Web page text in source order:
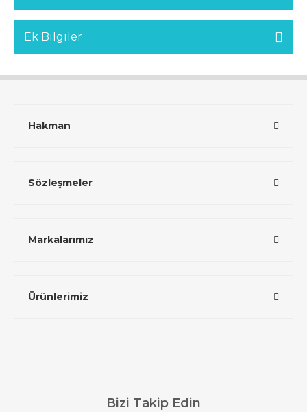
Ek Bilgiler
Hakman
Sözleşmeler
Markalarımız
Ürünlerimiz
Bizi Takip Edin